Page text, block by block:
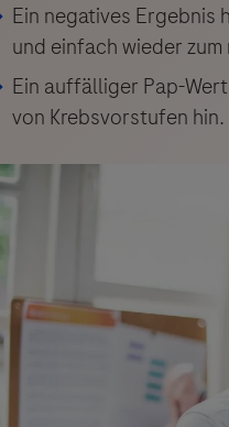
Ein negatives Ergebnis
und einfach wieder
Ein auffälliger Pap-
von Krebsvorstufen
Links zu
Der
und lehnt